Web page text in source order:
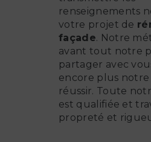
renseignements
votre projet de
façade. Notre
avant tout notre
partager avec
encore plus notre
réussir. Toute
est qualifiée et
propreté et